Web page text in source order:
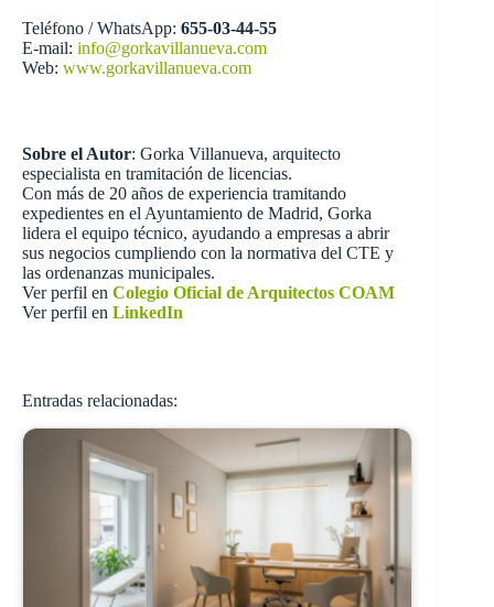
Teléfono / WhatsApp: 655-03-44-55
E-mail: info@gorkavillanueva.com
Web: www.gorkavillanueva.com
Sobre el Autor: Gorka Villanueva, arquitecto
especialista en tramitación de licencias.
Con más de 20 años de experiencia tramitando
expedientes en el Ayuntamiento de Madrid, Gorka
lidera el equipo técnico, ayudando a empresas a abrir
sus negocios cumpliendo con la normativa del CTE y
las ordenanzas municipales.
Ver perfil en Colegio Oficial de Arquitectos COAM
Ver perfil en LinkedIn
Entradas relacionadas: